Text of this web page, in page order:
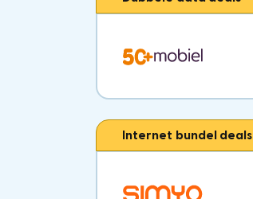
Internet bundel deals